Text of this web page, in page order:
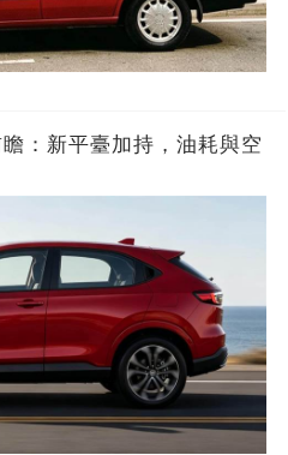
：新平臺加持，油耗與空